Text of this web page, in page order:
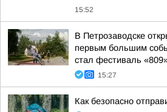
15:52
В Петрозаводске
первым большим
стал фестиваль
15:27
Как безопасно